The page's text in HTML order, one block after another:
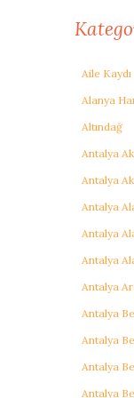
Aile Kaydı
Alanya
Altındağ
Antalya
Antalya
Antalya
Antalya
Antalya
Antalya
Antalya
Antalya
Antalya
Antalya